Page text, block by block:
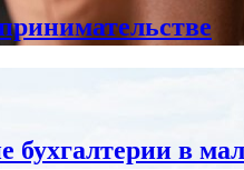
бухгалтерии в